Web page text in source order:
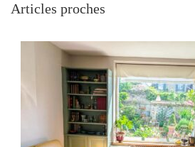
Articles proches